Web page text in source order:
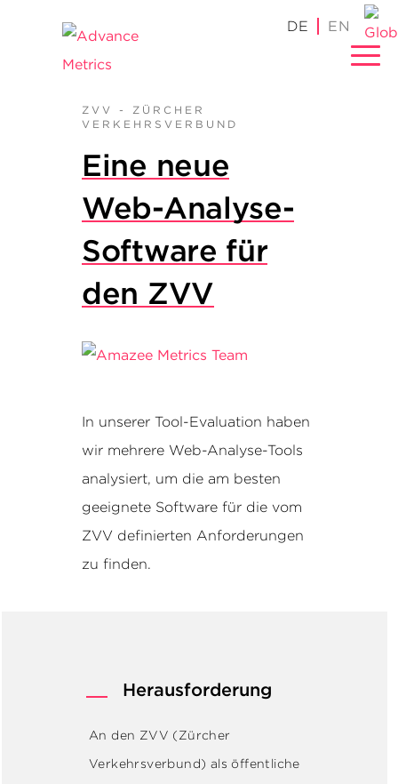
EN
ZVV - ZÜRCHER
VERKEHRSVERBUND
Eine neue
Web-Analyse-
Software für
den ZVV
In unserer Tool-Evaluation haben
wir mehrere Web-Analyse-Tools
analysiert, um die am besten
geeignete Software für die vom
ZVV definierten Anforderungen
zu finden.
Herausforderung
An den ZVV (Zürcher
Verkehrsverbund) als öffentliche